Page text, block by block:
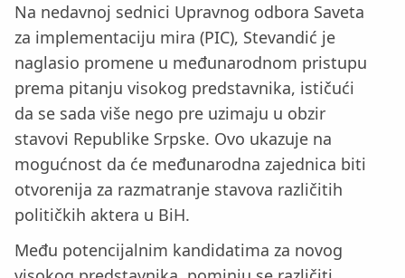
Na nedavnoj sednici Upravnog odbora Saveta
za implementaciju mira (PIC), Stevandić je
naglasio promene u međunarodnom pristupu
prema pitanju visokog predstavnika, ističući
da se sada više nego pre uzimaju u obzir
stavovi Republike Srpske. Ovo ukazuje na
mogućnost da će međunarodna zajednica biti
otvorenija za razmatranje stavova različitih
političkih aktera u BiH.
Među potencijalnim kandidatima za novog